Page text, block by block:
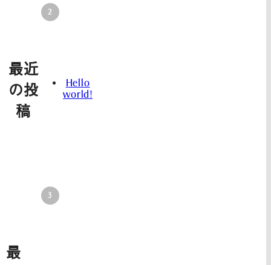
最近
の投
稿
Hello
world!
最